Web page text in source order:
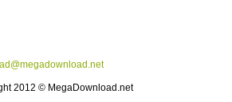
ad@megadownload.net
2012 © MegaDownload.net